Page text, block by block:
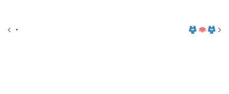
投稿ナビゲーション
・